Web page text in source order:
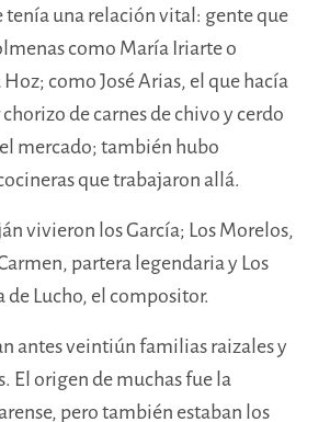
tenía una relación vital: gente que
como María Iriarte o
como José Arias, el que hacía
de carnes de chivo y cerdo
mercado; también hubo
que trabajaron allá.
vivieron los García; Los Morelos,
partera legendaria y Los
de Lucho, el compositor.
antes veintiún familias raizales y
El origen de muchas fue la
pero también estaban los